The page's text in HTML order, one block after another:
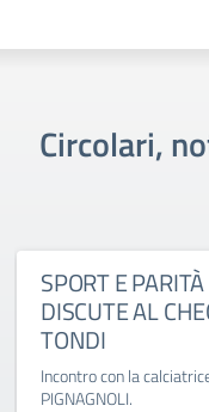
Circolari,
SPORT E
DISCUTE AL
TONDI
Incontro con la
PIGNAGNOLI.